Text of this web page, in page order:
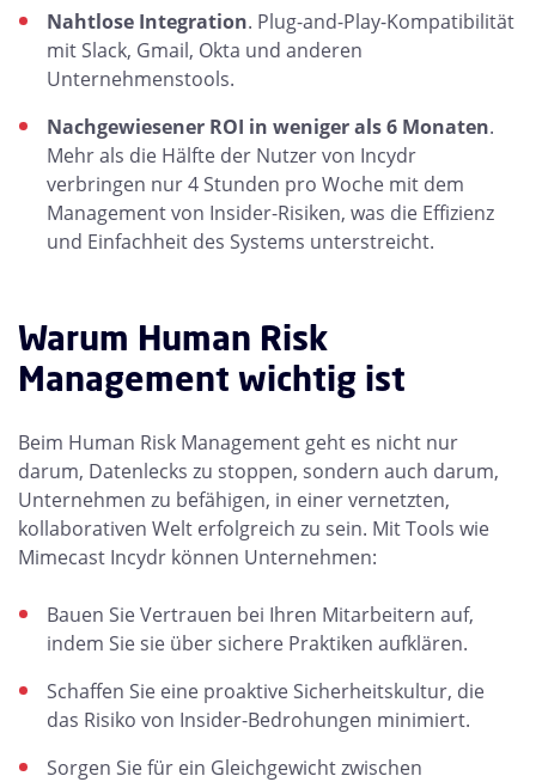
Nahtlose Integration. Plug-and-Play-Kompatibilität
mit Slack, Gmail, Okta und anderen
Unternehmenstools.
Nachgewiesener ROI in weniger als 6 Monaten.
Mehr als die Hälfte der Nutzer von Incydr
verbringen nur 4 Stunden pro Woche mit dem
Management von Insider-Risiken, was die Effizienz
und Einfachheit des Systems unterstreicht.
Warum Human Risk
Management wichtig ist
Beim Human Risk Management geht es nicht nur
darum, Datenlecks zu stoppen, sondern auch darum,
Unternehmen zu befähigen, in einer vernetzten,
kollaborativen Welt erfolgreich zu sein. Mit Tools wie
Mimecast Incydr können Unternehmen:
Bauen Sie Vertrauen bei Ihren Mitarbeitern auf,
indem Sie sie über sichere Praktiken aufklären.
Schaffen Sie eine proaktive Sicherheitskultur, die
das Risiko von Insider-Bedrohungen minimiert.
Sorgen Sie für ein Gleichgewicht zwischen